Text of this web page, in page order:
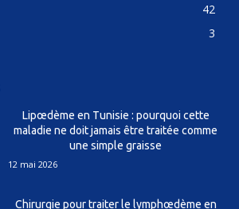
42
3
Lipœdème en Tunisie : pourquoi cette
maladie ne doit jamais être traitée comme
une simple graisse
12 mai 2026
Chirurgie pour traiter le lymphœdème en